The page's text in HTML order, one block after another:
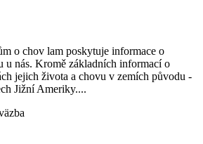
o chov lam poskytuje informace o
u nás. Kromě základních informací o
jejich života a chovu v zemích původu -
Jižní Ameriky....